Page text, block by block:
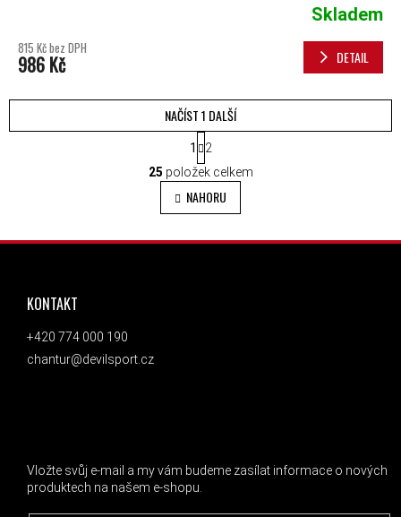
Skladem
815 Kč bez DPH
986 Kč DETAIL
OVLÁDACÍ PRVKY VÝPISU
NAČÍST 1 DALŠÍ
STRÁNKOVÁNÍ
1
2
25 položek celkem
NAHORU
ZÁPATÍ
KONTAKT
+420 774 000 190
chantur@devilsport.cz
Vložte svůj e-mail a my vám budeme zasílat informace o nových
produktech na našem e-shopu.